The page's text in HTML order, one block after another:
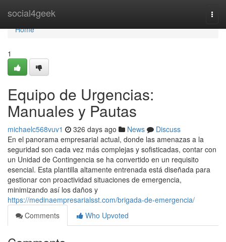
social4geek
Home
Home
1
Equipo de Urgencias:
Manuales y Pautas
michaelc568vuv1 326 days ago News
Discuss
En el panorama empresarial actual, donde las amenazas a la
seguridad son cada vez más complejas y sofisticadas, contar con
un Unidad de Contingencia se ha convertido en un requisito
esencial. Esta plantilla altamente entrenada está diseñada para
gestionar con proactividad situaciones de emergencia,
minimizando así los daños y
https://medinaempresarialsst.com/brigada-de-emergencia/
Comments
Who Upvoted